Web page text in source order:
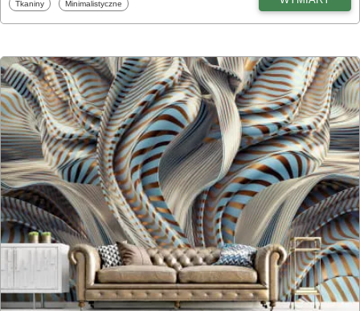
Fototapety
Tkaniny Fototapety
Minimalistyczne